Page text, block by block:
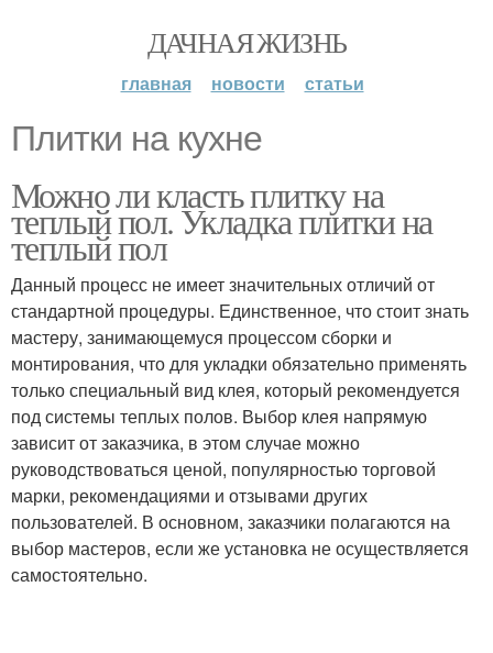
ДАЧНАЯ ЖИЗНЬ
главная новости статьи
Плитки на кухне
Можно ли класть плитку на
теплый пол. Укладка плитки на
теплый пол
Данный процесс не имеет значительных отличий от
стандартной процедуры. Единственное, что стоит знать
мастеру, занимающемуся процессом сборки и
монтирования, что для укладки обязательно применять
только специальный вид клея, который рекомендуется
под системы теплых полов. Выбор клея напрямую
зависит от заказчика, в этом случае можно
руководствоваться ценой, популярностью торговой
марки, рекомендациями и отзывами других
пользователей. В основном, заказчики полагаются на
выбор мастеров, если же установка не осуществляется
самостоятельно.